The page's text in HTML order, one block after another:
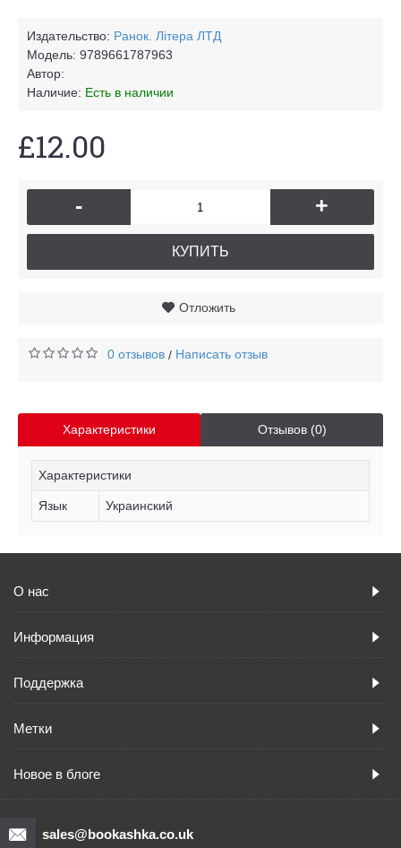
Издательство: Ранок. Літера ЛТД
Модель: 9789661787963
Автор:
Наличие: Есть в наличии
£12.00
- +
КУПИТЬ
Отложить
0 отзывов / Написать отзыв
Характеристики Отзывов (0)
Характеристики
Язык Украинский
О нас
Информация
Поддержка
Метки
Новое в блоге
sales@bookashka.co.uk